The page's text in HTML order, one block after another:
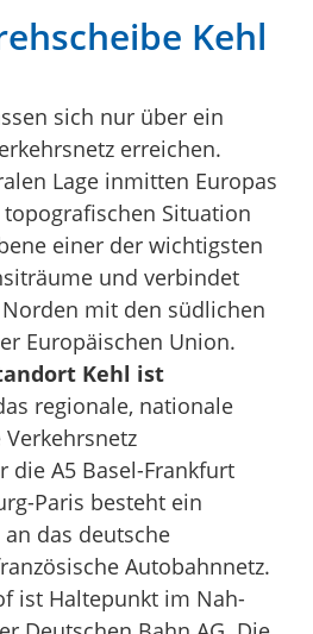
Kehl
sich nur über ein
erreichen.
Lage inmitten Europas
Situation
einer der wichtigsten
und verbindet
mit den südlichen
Europäischen Union.
Kehl ist
regionale, nationale
die A5 Basel-Frankfurt
Paris besteht ein
das deutsche
Autobahnnetz.
ist Haltepunkt im Nah-